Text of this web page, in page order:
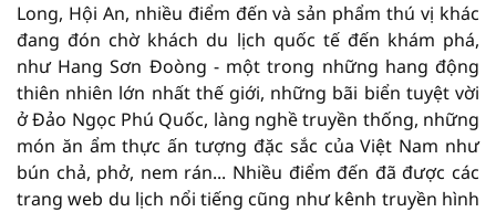
Long, Hội An, nhiều điểm đến và sản phẩm thú vị khác
đang đón chờ khách du lịch quốc tế đến khám phá,
như Hang Sơn Đoòng - một trong những hang động
thiên nhiên lớn nhất thế giới, những bãi biển tuyệt vời
ở Đảo Ngọc Phú Quốc, làng nghề truyền thống, những
món ăn ẩm thực ấn tượng đặc sắc của Việt Nam như
bún chả, phở, nem rán... Nhiều điểm đến đã được các
trang web du lịch nổi tiếng cũng như kênh truyền hình